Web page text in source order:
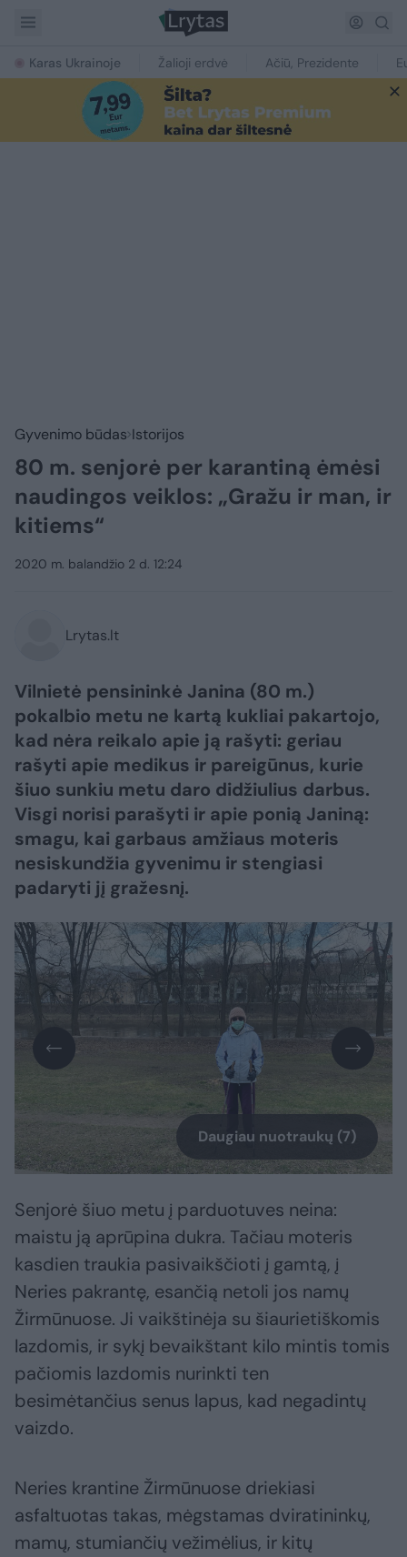
Karas Ukrainoje Žalioji erdvė Ačiū, Prezidente
Gyvenimo būdas Istorijos
80 m. senjorė per karantiną ėmėsi
naudingos veiklos: „Gražu ir man, ir
kitiems“
2020 m. balandžio 2 d. 12:24
Lrytas.lt
Vilnietė pensininkė Janina (80 m.)
pokalbio metu ne kartą kukliai pakartojo,
kad nėra reikalo apie ją rašyti: geriau
rašyti apie medikus ir pareigūnus, kurie
šiuo sunkiu metu daro didžiulius darbus.
Visgi norisi parašyti ir apie ponią Janiną:
smagu, kai garbaus amžiaus moteris
nesiskundžia gyvenimu ir stengiasi
padaryti jį gražesnį.
Daugiau nuotraukų (7)
Senjorė šiuo metu į parduotuves neina:
maistu ją aprūpina dukra. Tačiau moteris
kasdien traukia pasivaikščioti į gamtą, į
Neries pakrantę, esančią netoli jos namų
Žirmūnuose. Ji vaikštinėja su šiaurietiškomis
lazdomis, ir sykį bevaikštant kilo mintis tomis
pačiomis lazdomis nurinkti ten
besimėtančius senus lapus, kad negadintų
vaizdo.
Neries krantine Žirmūnuose driekiasi
asfaltuotas takas, mėgstamas dviratininkų,
mamų, stumiančių vežimėlius, ir kitų